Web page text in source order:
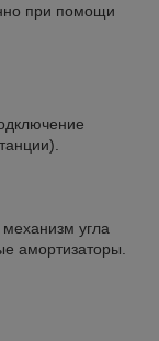
при помощи
угла
амортизаторы.